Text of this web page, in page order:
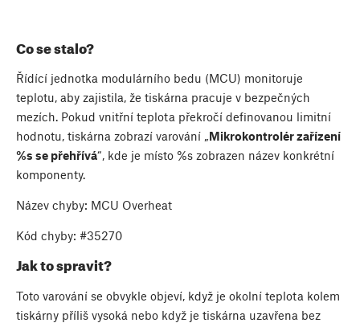
Co se stalo?
Řídící jednotka modulárního bedu (MCU) monitoruje
teplotu, aby zajistila, že tiskárna pracuje v bezpečných
mezích. Pokud vnitřní teplota překročí definovanou limitní
hodnotu, tiskárna zobrazí varování „Mikrokontrolér zařízení
%s se přehřívá“, kde je místo %s zobrazen název konkrétní
komponenty.
Název chyby: MCU Overheat
Kód chyby: #35270
Jak to spravit?
Toto varování se obvykle objeví, když je okolní teplota kolem
tiskárny příliš vysoká nebo když je tiskárna uzavřena bez